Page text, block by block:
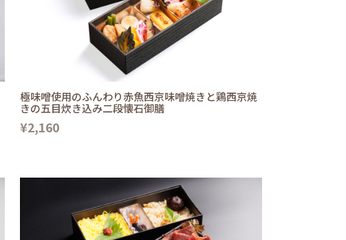
極味噌使用のふんわり赤魚西京味噌焼きと鶏西京焼
きの五目炊き込み二段懐石御膳
¥2,160